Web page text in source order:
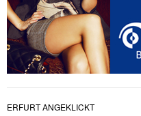
ERFURT ANGEKLICKT